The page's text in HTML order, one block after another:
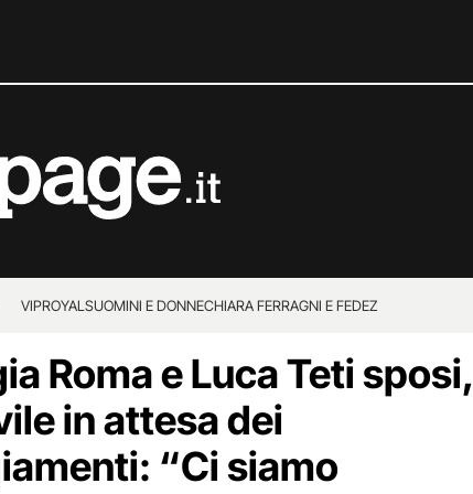
VIPROYALSUOMINI E DONNECHIARA FERRAGNI E FEDEZ
Roma e Luca Teti sposi,
in attesa dei
“Ci siamo